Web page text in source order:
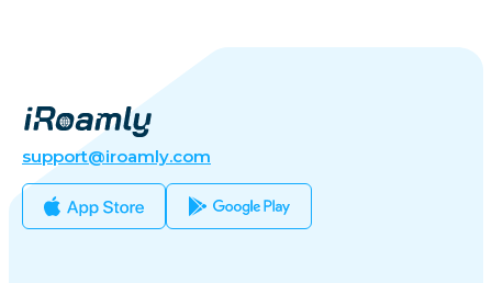
support@iroamly.com